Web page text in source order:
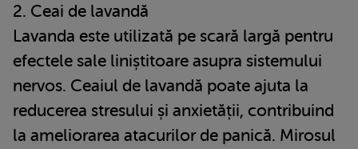
2. Ceai de lavandă
Lavanda este utilizată pe scară largă pentru
efectele sale liniștitoare asupra sistemului
nervos. Ceaiul de lavandă poate ajuta la
reducerea stresului și anxietății, contribuind
la ameliorarea atacurilor de panică. Mirosul